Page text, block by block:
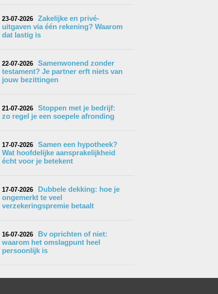
23-07-2026
Zakelijke en privé-
uitgaven via één rekening? Waarom
dat lastig is
22-07-2026
Samenwonend zonder
testament? Je partner erft niets van
jouw bezittingen
21-07-2026
Stoppen met je bedrijf:
zo regel je een soepele afronding
17-07-2026
Samen een hypotheek?
Wat hoofdelijke aansprakelijkheid
écht voor je betekent
17-07-2026
Dubbele dekking: hoe je
ongemerkt te veel
verzekeringspremie betaalt
16-07-2026
Bv oprichten of niet:
waarom het omslagpunt heel
persoonlijk is